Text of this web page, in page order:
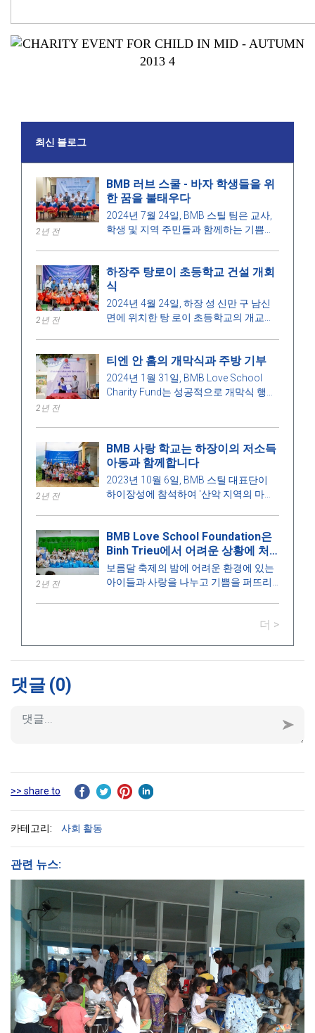
최신 블로그
2년 전
BMB 러브 스쿨 - 바자 학생들을 위
한 꿈을 불태우다
2024년 7월 24일, BMB 스틸 팀은 교사,
학생 및 지역 주민들과 함께하는 기쁨을
2년 전
하장주 탕로이 초등학교 건설 개회
식
2024년 4월 24일, 하장 성 신만 구 남신
면에 위치한 탕 로이 초등학교의 개교식
참석했습니다.
2년 전
티엔 안 홈의 개막식과 주방 기부
2024년 1월 31일, BMB Love School
Charity Fund는 성공적으로 개막식 행사
2년 전
BMB 사랑 학교는 하장이의 저소득
아동과 함께합니다
2023년 10월 6일, BMB 스틸 대표단이
하이장성에 참석하여 '산악 지역의 마음
신만구에 있는 탕로이 학교 건설 자금 서
명식에 참여하고 수이타우 학교 개교식
에 참석하기 위해 왔습니다.
2년 전
BMB Love School Foundation은
Binh Trieu에서 어려운 상황에 처
한 아동을 위해 "아이들을 위한 기
쁨" 프로그램을 조직합니다.
보름달 축제의 밤에 어려운 환경에 있는
아이들과 사랑을 나누고 기쁨을 퍼뜨리
램에서 200개 이상의 선물을 빈츄에서더 >
댓글 (0)
>> share to
카테고리: 사회 활동
관련 뉴스: